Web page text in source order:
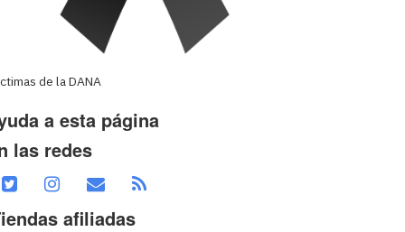
de la DANA
a esta página
las redes
afiliadas